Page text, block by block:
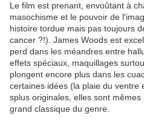
Le film est prenant, envoûtant à
masochisme et le pouvoir de
histoire tordue mais pas toujours
cancer ?!). James Woods est
perd dans les méandres entre
effets spéciaux, maquillages
plongent encore plus dans les
certaines idées (la plaie du ventre
splus originales, elles sont
grand classique du genre.